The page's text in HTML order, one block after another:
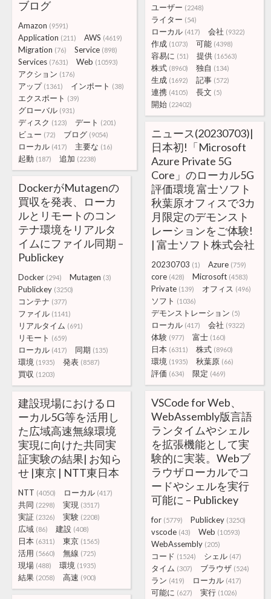
ユーザー (2248)
ライター (54)
ローカル (417) 会社 (9322)
作成 (1073) 可能 (4398)
容易に (51) 提供 (16563)
株式 (8960) 独自 (134)
生成 (1692) 記事 (572)
連携 (4105) 長文 (5)
開始 (22402)
ブログ
Amazon (9591)
Application (211) AWS (4619)
Migration (76) Service (898)
Services (7631) Web (10593)
アクション (176)
アップ (1361) インポート (38)
エクスポート (39)
グローバル (931)
ディスク (123) デート (201)
ビュー (72) ブログ (9054)
ローカル (417) 主要な (16)
起動 (187) 追加 (2238)
ニュース(20230703)|
日本初!「Microsoft
Azure Private 5G
Core」のローカル5G
評価環境 富士ソフト
秋葉原オフィスで3カ
月限定のデモンスト
レーションをご体験!
| 富士ソフト株式会社
20230703 (1) Azure (759)
core (428) Microsoft (4583)
Private (139) オフィス (496)
ソフト (1036)
デモンストレーション (5)
ローカル (417) 会社 (9322)
体験 (977) 富士 (160)
日本 (6311) 株式 (8960)
環境 (1935) 秋葉原 (66)
評価 (634) 限定 (469)
DockerがMutagenの
買収を発表、ローカ
ルとリモートのコン
テナ環境をリアルタ
イムにファイル同期 –
Publickey
Docker (294) Mutagen (3)
Publickey (3250)
コンテナ (377)
ファイル (1141)
リアルタイム (691)
リモート (659)
ローカル (417) 同期 (135)
環境 (1935) 発表 (8587)
買収 (1203)
VSCode for Web、
WebAssembly版言語
ランタイムやシェル
を拡張機能として実
験的に実装。Webブ
ラウザローカルでコ
ードやシェルを実行
可能に – Publickey
for (5779) Publickey (3250)
vscode (43) Web (10593)
WebAssembly (205)
コード (1524) シェル (47)
タイム (307) ブラウザ (524)
ラン (419) ローカル (417)
可能に (627) 実行 (1026)
建設現場におけるロ
ーカル5G等を活用し
た広域高速無線環境
実現に向けた共同実
証実験の結果| お知ら
せ |東京 | NTT東日本
NTT (4050) ローカル (417)
共同 (2298) 実現 (3517)
実証 (2326) 実験 (2208)
広域 (86) 建設 (408)
日本 (6311) 東京 (1565)
活用 (5660) 無線 (725)
現場 (488) 環境 (1935)
結果 (2058) 高速 (900)